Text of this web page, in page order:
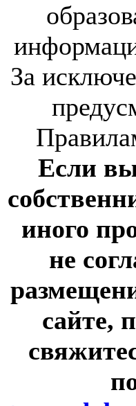
За
Если
иного
не
сайте,